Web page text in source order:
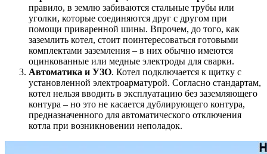
правило, в землю забиваются стальные трубы или
уголки, которые соединяются друг с другом при
помощи приваренной шины. Впрочем, до того, как
заземлить котел, стоит поинтересоваться готовыми
комплектами заземления – в них обычно имеются
оцинкованные или медные электроды для сварки.
Автоматика и УЗО. Котел подключается к щитку с
установленной электроарматурой. Согласно стандартам,
котел нельзя вводить в эксплуатацию без заземляющего
контура – но это не касается дублирующего контура,
предназначенного для автоматического отключения
котла при возникновении неполадок.